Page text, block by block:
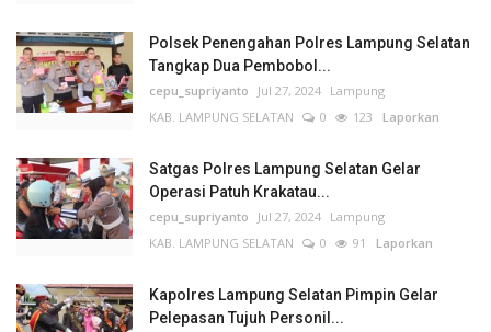
Polsek Penengahan Polres Lampung Selatan
Tangkap Dua Pembobol...
cepu_supriyanto Jul 27, 2024 Lampung
KAB. LAMPUNG SELATAN
0 123 Laporkan
Satgas Polres Lampung Selatan Gelar
Operasi Patuh Krakatau...
cepu_supriyanto Jul 27, 2024 Lampung
KAB. LAMPUNG SELATAN
0 91 Laporkan
Kapolres Lampung Selatan Pimpin Gelar
Pelepasan Tujuh Personil...